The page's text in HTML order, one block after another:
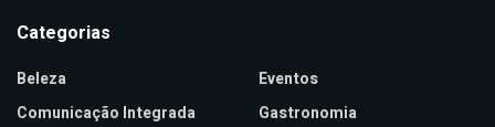
Categorias
Beleza
Comunicação Integrada
Eventos
Gastronomia